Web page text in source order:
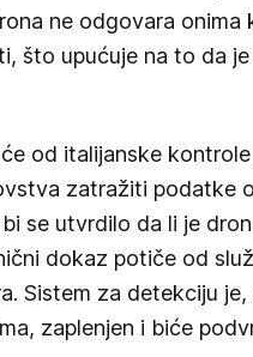
ne odgovara onima
što upućuje na to da
od italijanske
zatražiti podatke
se utvrdilo da li je
dokaz potiče od
Sistem za detekciju je,
zaplenjen i biće